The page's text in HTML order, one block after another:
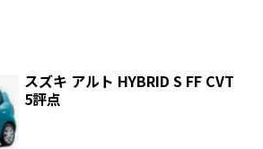
スズキ アルト HYBRID S FF CVT
5評点